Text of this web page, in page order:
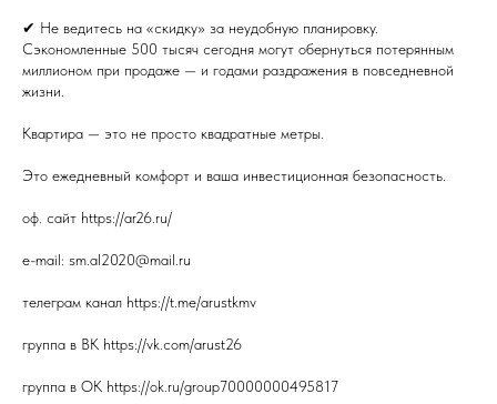
✔ Не ведитесь на «скидку» за неудобную планировку.
Сэкономленные 500 тысяч сегодня могут обернуться потерянным
миллионом при продаже — и годами раздражения в повседневной
жизни.
Квартира — это не просто квадратные метры.
Это ежедневный комфорт и ваша инвестиционная безопасность.
оф. сайт https://ar26.ru/
e-mail: sm.al2020@mail.ru
телеграм канал https://t.me/arustkmv
группа в ВК https://vk.com/arust26
группа в ОК https://ok.ru/group70000000495817